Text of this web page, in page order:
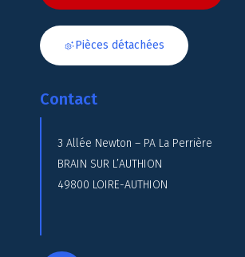
Pièces détachées
Contact
3 Allée Newton – PA La Perrière
BRAIN SUR L’AUTHION
49800 LOIRE-AUTHION